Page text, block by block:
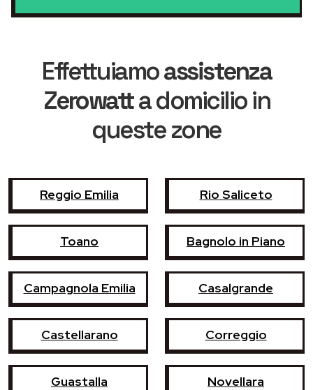
Effettuiamoassistenza
Zerowatta domicilio in
queste zone
Reggio Emilia Rio Saliceto
Toano Bagnolo in Piano
Campagnola Emilia Casalgrande
Castellarano Correggio
Guastalla Novellara